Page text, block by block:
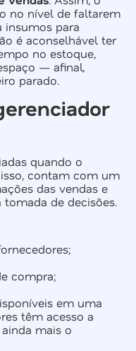
no nível de faltarem
insumos para
é aconselhável ter
no estoque,
— afinal,
parado.
quando o
contam com um
das vendas e
de decisões.
compra;
em uma
têm acesso a
mais o